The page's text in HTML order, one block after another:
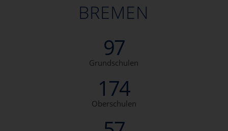
BREMEN
97
Grundschulen
174
Oberschulen